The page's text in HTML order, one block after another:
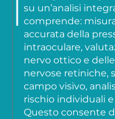
su un’analisi
comprende:
accurata della
intraoculare,
nervo ottico e
nervose retiniche,
campo visivo,
rischio individuali
Questo consente